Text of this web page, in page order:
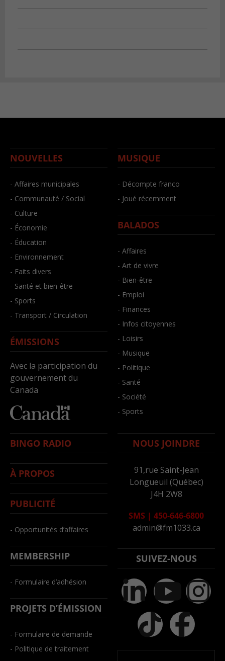
NOUVELLES
- Affaires municipales
- Communauté / Social
- Culture
- Économie
- Éducation
- Environnement
- Faits divers
- Santé et bien-être
- Sports
- Transport / Circulation
ÉMISSIONS
Avec la participation du
gouvernement du
Canada
MUSIQUE
- Décompte franco
- Joué récemment
BALADOS
- Affaires
- Art de vivre
- Bien-être
- Emploi
- Finances
- Infos citoyennes
- Loisirs
- Musique
- Politique
- Santé
- Société
- Sports
BINGO RADIO
À PROPOS
PUBLICITÉ
- Opportunités d’affaires
MEMBERSHIP
- Formulaire d’adhésion
PROJETS D’ÉMISSION
- Formulaire de demande
- Politique de traitement
NOUS JOINDRE
91,rue Saint-Jean
Longueuil (Québec)
J4H 2W8
SMS | 450-646-6800
admin@fm1033.ca
SUIVEZ-NOUS